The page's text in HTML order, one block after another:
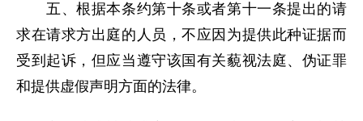
五、根据本条约第十条或者第十一条提出的请
求在请求方出庭的人员，不应因为提供此种证据而
受到起诉，但应当遵守该国有关藐视法庭、伪证罪
和提供虚假声明方面的法律。